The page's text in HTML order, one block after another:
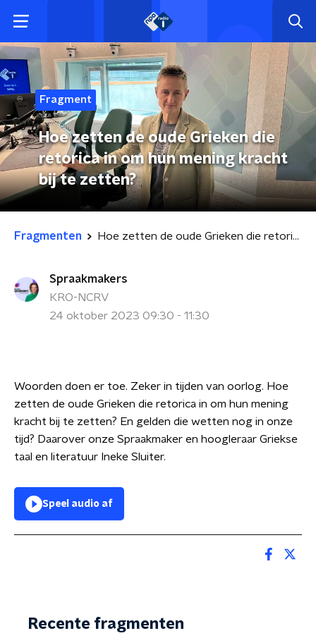
Fragment
Hoe zetten de oude Grieken die
retorica in om hun mening kracht
bij te zetten?
Fragmenten Hoe zetten de oude Grieken die retorica in om hun mening kracht bij te zetten?
Spraakmakers
KRO-NCRV
24 oktober 2023 09:30 - 11:30
Woorden doen er toe. Zeker in tijden van oorlog. Hoe
zetten de oude Grieken die retorica in om hun mening
kracht bij te zetten? En gelden die wetten nog in onze
tijd? Daarover onze Spraakmaker en hoogleraar Griekse
taal en literatuur Ineke Sluiter.
Speel audio af
Recente fragmenten